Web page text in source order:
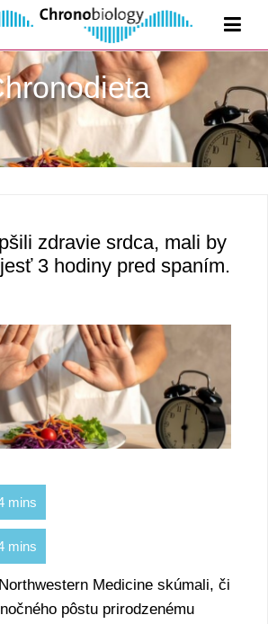
zdravie srdca, mali by
3 hodiny pred spaním.
Medicine skúmali, či
pôstu prirodzenému